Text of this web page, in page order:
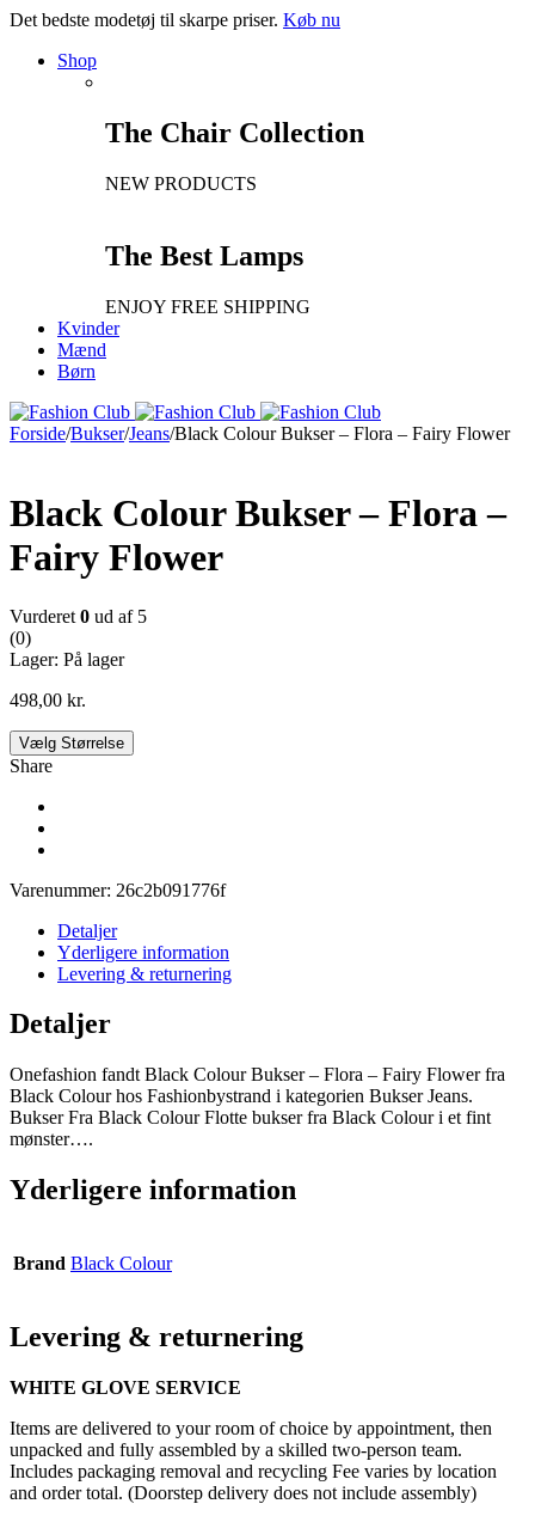
Det bedste modetøj til skarpe priser. Køb nu
Shop
The Chair Collection
NEW PRODUCTS
The Best Lamps
ENJOY FREE SHIPPING
Kvinder
Mænd
Børn
Forside/Bukser/Jeans/Black Colour Bukser – Flora – Fairy Flower
Black Colour Bukser – Flora –
Fairy Flower
Vurderet 0 ud af 5
(0)
Lager: På lager
498,00 kr.
Vælg Størrelse
Share
Varenummer: 26c2b091776f
Detaljer
Yderligere information
Levering & returnering
Detaljer
Onefashion fandt Black Colour Bukser – Flora – Fairy Flower fra
Black Colour hos Fashionbystrand i kategorien Bukser Jeans.
Bukser Fra Black Colour Flotte bukser fra Black Colour i et fint
mønster….
Yderligere information
Brand Black Colour
Levering & returnering
WHITE GLOVE SERVICE
Items are delivered to your room of choice by appointment, then
unpacked and fully assembled by a skilled two-person team.
Includes packaging removal and recycling Fee varies by location
and order total. (Doorstep delivery does not include assembly)